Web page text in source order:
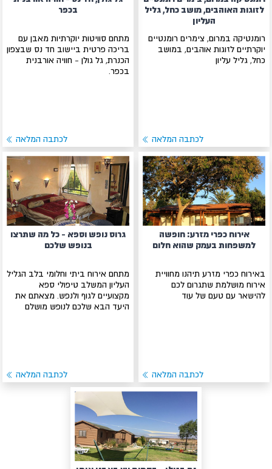
לזוגות האוהבים, מושב כחל, גליל
העליון
רומנטיקה במרום, צימרים רומנטיים
יוקרתיים לזוגות אוהבים, במושב
כחל, גליל עליון
לכתבה המלאה
בכפר
מתחם סוויטות יוקרתיות מאבן עם
בריכה פרטית ביישוב חד נס שבצפון
הכנרת, גל גולן - חוויה אורבנית
בכפר.
לכתבה המלאה
אירוח כפרי מזרע: חופשה
למשפחות בעמק שהוא חלום
באירוח כפרי מזרע תיהנו מחוויית
אירוח מושלמת שתגרום לכם
להישאר עם טעם של עוד
לכתבה המלאה
גרוס נופש וספא - כל מה שתרצו
בנופש שלכם
מתחם אירוח ביתי וחלומי בלב הגליל
העליון המשלב טיפולי ספא
מקצועיים לגוף ולנפש. מצאתם את
היעד הבא שלכם לנופש מושלם
לכתבה המלאה